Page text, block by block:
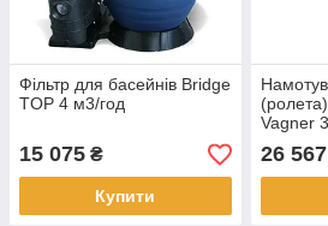
Фільтр для басейнів Bridge
TOP 4 м3/год
15 075 ₴
Купити
Vagner
26